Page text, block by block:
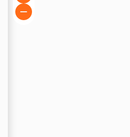
впечатления на новый уровень и
незабываемых моментов.